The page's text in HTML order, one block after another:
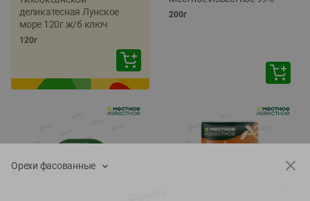
деликатесная Лунское
море 120г ж/б ключ
120г
200г
Орехи фасованные